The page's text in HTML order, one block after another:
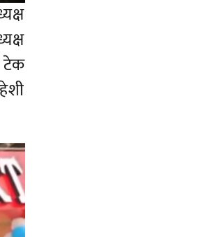
टेक